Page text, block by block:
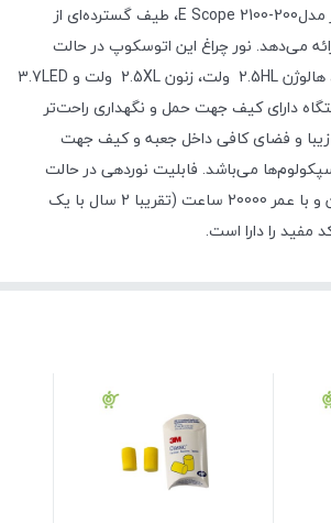
اتوسکوپ قلمی ریشتر مدلE Scope 2100-200، طیف گسترده‌ای از
ارائه می‌دهد. نور چراغ این اتوسکوپ در حالت
معمولی خلاء 2.5 ولت، هالوژن 2.5HL ولت، زنون 2.5XL ولت و 3.7LED
دارای کیف جهت حمل و نگهداری راحت‌تر
زیبا و فضای کافی داخل جعبه و کیف جهت
می‌باشد. فابلیت نوردهی در حالت
LED سفید 5500 کلوین و با عمر 20000 ساعت (تقریبا 2 سال با یک